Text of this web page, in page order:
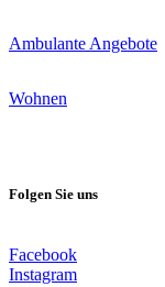
Ambulante Angebote
Wohnen
Folgen Sie uns
Facebook
Instagram